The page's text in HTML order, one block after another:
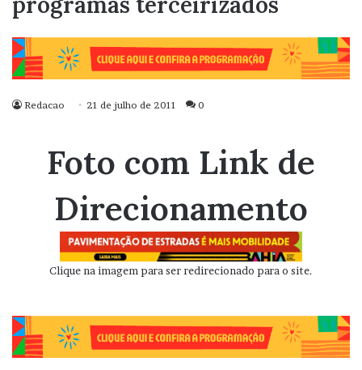
Redacao 21 de julho de 2011 0
Foto com Link de
Direcionamento
Clique na imagem para ser redirecionado para o site.